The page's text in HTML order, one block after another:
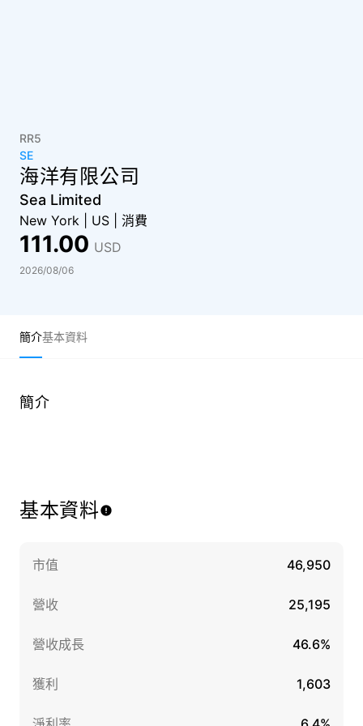
RR5
SE
海洋有限公司
Sea Limited
New York US 消費
111.00 USD
2026/08/06
簡介基本資料
簡介
基本資料
市值 46,950
營收 25,195
營收成長 46.6%
獲利 1,603